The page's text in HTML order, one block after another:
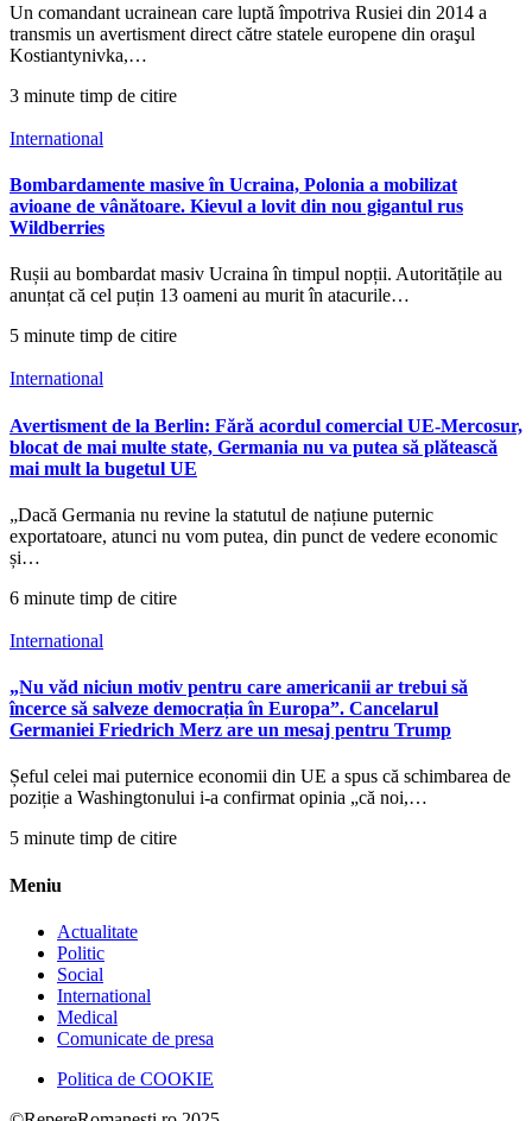
Un comandant ucrainean care luptă împotriva Rusiei din 2014 a
transmis un avertisment direct către statele europene din oraşul
Kostiantynivka,…
3 minute timp de citire
International
Bombardamente masive în Ucraina, Polonia a mobilizat
avioane de vânătoare. Kievul a lovit din nou gigantul rus
Wildberries
Rușii au bombardat masiv Ucraina în timpul nopții. Autoritățile au
anunțat că cel puțin 13 oameni au murit în atacurile…
5 minute timp de citire
International
Avertisment de la Berlin: Fără acordul comercial UE-Mercosur,
blocat de mai multe state, Germania nu va putea să plătească
mai mult la bugetul UE
„Dacă Germania nu revine la statutul de națiune puternic
exportatoare, atunci nu vom putea, din punct de vedere economic
și…
6 minute timp de citire
International
„Nu văd niciun motiv pentru care americanii ar trebui să
încerce să salveze democrația în Europa”. Cancelarul
Germaniei Friedrich Merz are un mesaj pentru Trump
Șeful celei mai puternice economii din UE a spus că schimbarea de
poziție a Washingtonului i-a confirmat opinia „că noi,…
5 minute timp de citire
Meniu
Actualitate
Politic
Social
International
Medical
Comunicate de presa
Politica de COOKIE